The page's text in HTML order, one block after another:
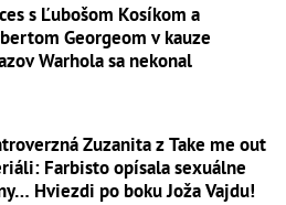
s Ľubošom Kosíkom a
Georgeom v kauze
Warhola sa nekonal
Zuzanita z Take me out
Farbisto opísala sexuálne
Hviezdi po boku Joža Vajdu!